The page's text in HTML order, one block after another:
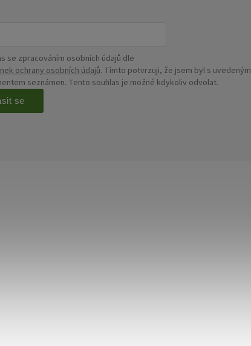
se zpracováním osobních údajů dle
ochrany osobních údajů. Tímto potvrzuji, že jsem byl s uvedeným
seznámen. Tento souhlas je možné kdykoliv odvolat.
se